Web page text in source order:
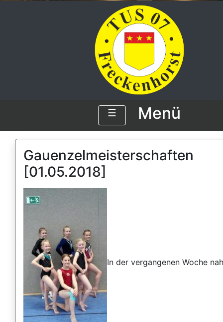
☰ Menü
Gauenzelmeisterschaften
[01.05.2018]
In der vergangenen Woche